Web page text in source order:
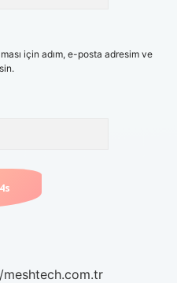
için adım, e-posta adresim ve